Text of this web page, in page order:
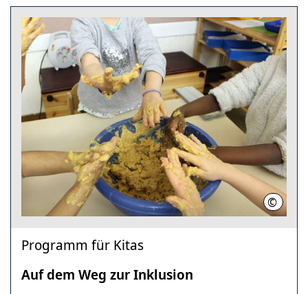
© LHH
Programm für Kitas
Auf dem Weg zur Inklusion